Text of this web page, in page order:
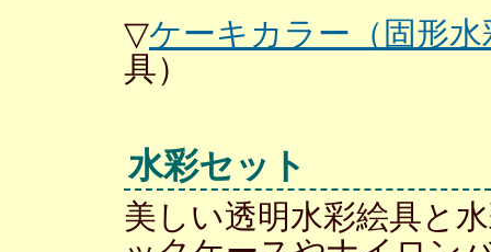
▽ケーキカラー（固形水
具）
水彩セット
美しい透明水彩絵具と